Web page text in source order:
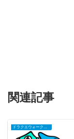
関連記事
ドラクエウォークまとめ